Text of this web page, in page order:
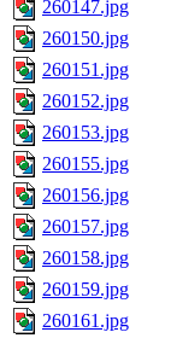
260147.jpg
260150.jpg
260151.jpg
260152.jpg
260153.jpg
260155.jpg
260156.jpg
260157.jpg
260158.jpg
260159.jpg
260161.jpg